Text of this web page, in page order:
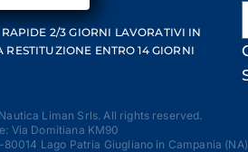
2/3 GIORNI LAVORATIVI IN
RESTITUZIONE ENTRO 14 GIORNI
Liman Srls. All rights reserved.
Via Domitiana KM90
Lago Patria Giugliano in Campania (NA)